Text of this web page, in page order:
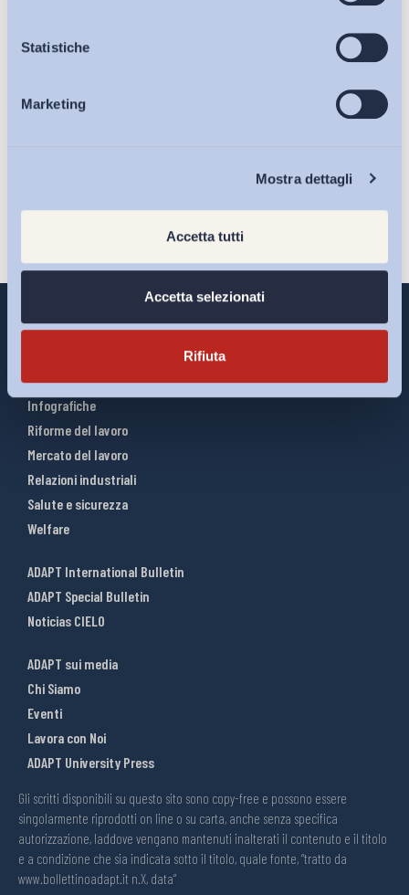
Statistiche
Marketing
Mostra dettagli
Accetta tutti
Accetta selezionati
Rifiuta
Osservatori
Eventi
Ho letto e Accetto il trattamento dei dati personali descritti
sulla pagina della
Interventi ADAPT
Infografiche
Riforme del lavoro
Mercato del lavoro
Relazioni industriali
Salute e sicurezza
Welfare
ADAPT International Bulletin
ADAPT Special Bulletin
Noticias CIELO
ADAPT sui media
Chi Siamo
Eventi
Lavora con Noi
ADAPT University Press
Gli scritti disponibili su questo sito sono copy-free e possono essere
singolarmente riprodotti on line o su carta, anche senza specifica
autorizzazione, laddove vengano mantenuti inalterati il contenuto e il titolo
e a condizione che sia indicata sotto il titolo, quale fonte, “tratto da
www.bollettinoadapt.it n.X, data“